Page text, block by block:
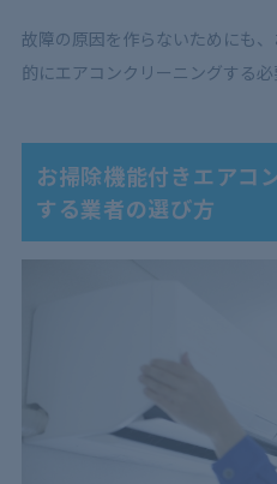
故障の原因を作らないためにも
的にエアコンクリーニングする必
お掃除機能付きエアコ
する業者の選び方